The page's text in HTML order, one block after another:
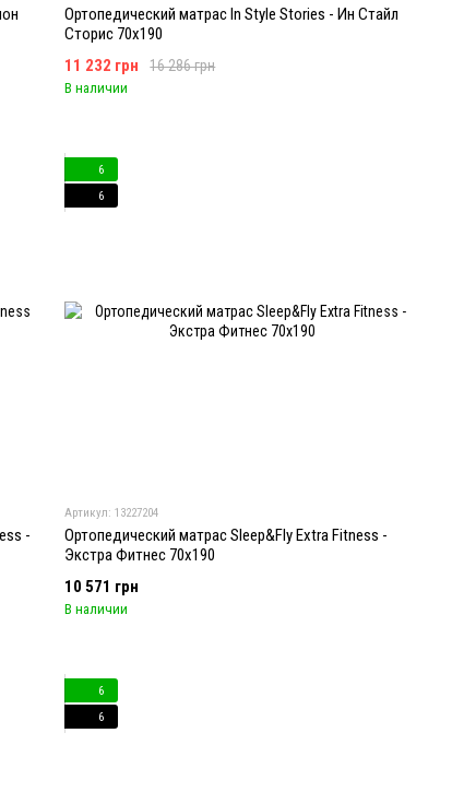
Ортопедический матрас In Style Stories - Ин Стайл
Сторис 70x190
16 286 грн
11 232 грн
В наличии
-
6
6
Артикул: 13227204
Ортопедический матрас Sleep&Fly Extra Fitness -
Экстра Фитнес 70x190
10 571 грн
В наличии
6
6